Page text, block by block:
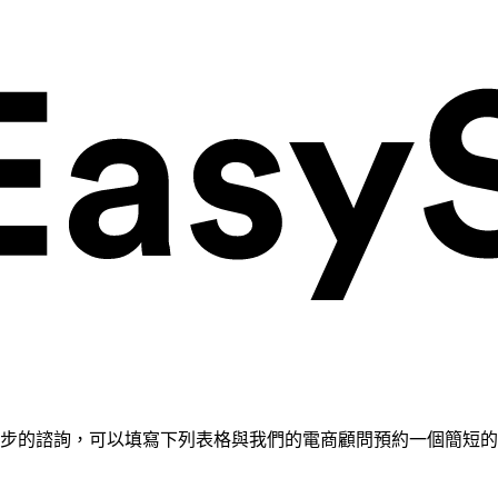
的諮詢，可以填寫下列表格與我們的電商顧問預約一個簡短